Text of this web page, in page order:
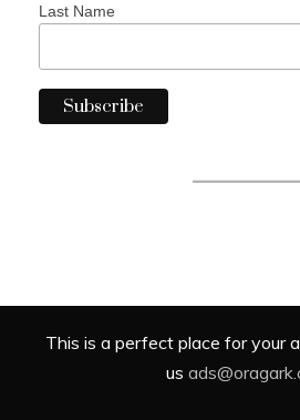
Last Name
This is a perfect place for your
us